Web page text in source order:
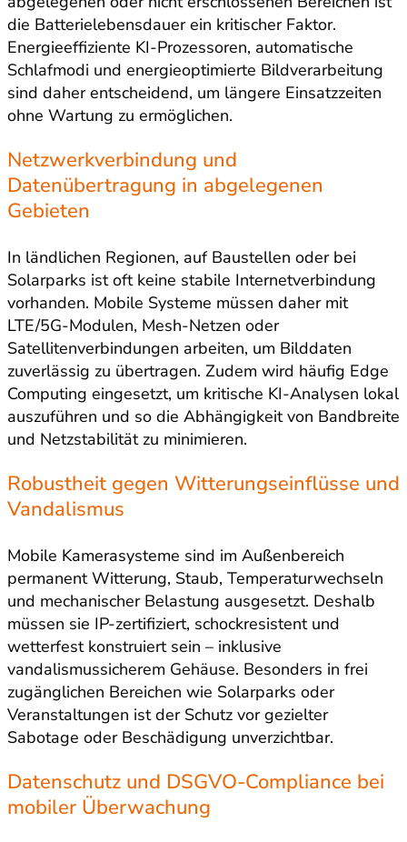
die Batterielebensdauer ein kritischer Faktor.
Energieeffiziente KI-Prozessoren, automatische
Schlafmodi und energieoptimierte Bildverarbeitung
sind daher entscheidend, um längere Einsatzzeiten
ohne Wartung zu ermöglichen.
Netzwerkverbindung und
Datenübertragung in abgelegenen
Gebieten
In ländlichen Regionen, auf Baustellen oder bei
Solarparks ist oft keine stabile Internetverbindung
vorhanden. Mobile Systeme müssen daher mit
LTE/5G-Modulen, Mesh-Netzen oder
Satellitenverbindungen arbeiten, um Bilddaten
zuverlässig zu übertragen. Zudem wird häufig Edge
Computing eingesetzt, um kritische KI-Analysen lokal
auszuführen und so die Abhängigkeit von Bandbreite
und Netzstabilität zu minimieren.
Robustheit gegen Witterungseinflüsse und
Vandalismus
Mobile Kamerasysteme sind im Außenbereich
permanent Witterung, Staub, Temperaturwechseln
und mechanischer Belastung ausgesetzt. Deshalb
müssen sie IP-zertifiziert, schockresistent und
wetterfest konstruiert sein – inklusive
vandalismussicherem Gehäuse. Besonders in frei
zugänglichen Bereichen wie Solarparks oder
Veranstaltungen ist der Schutz vor gezielter
Sabotage oder Beschädigung unverzichtbar.
Datenschutz und DSGVO-Compliance bei
mobiler Überwachung